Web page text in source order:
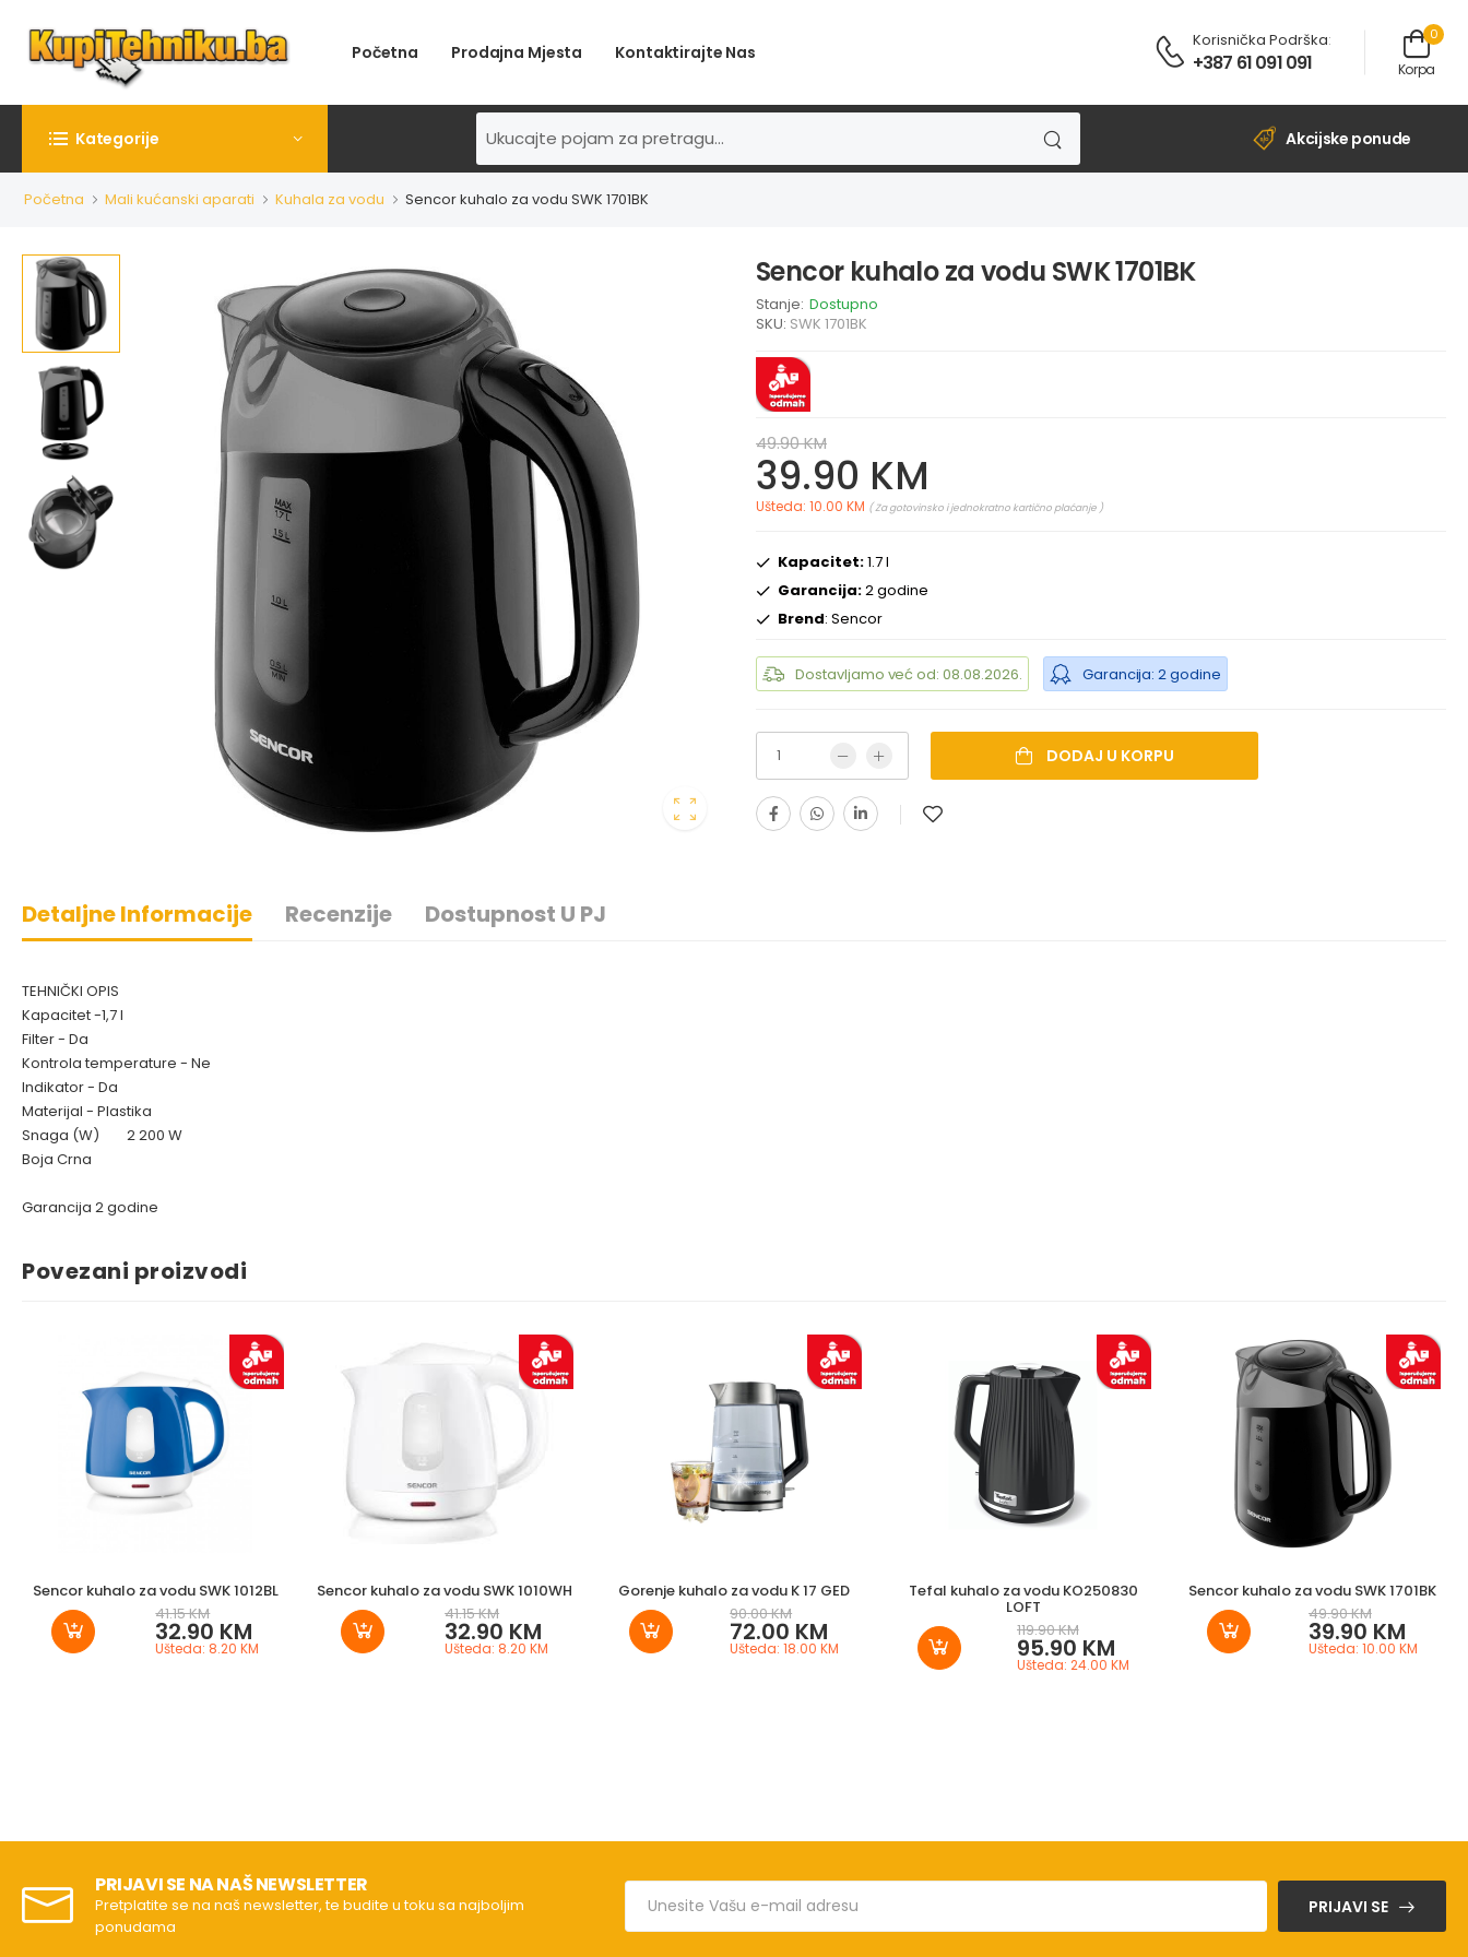
Početna Prodajna Mjesta Kontaktirajte Nas
Korisnička Podrška:
+387 61 091 091
0
Korpa
Kategorije Akcijske ponude
Početna Mali kućanski aparati Kuhala za vodu Sencor kuhalo za vodu SWK 1701BK
Sencor kuhalo za vodu SWK 1701BK
Stanje: Dostupno
SKU: SWK 1701BK
49.90 KM
39.90 KM
Ušteda: 10.00 KM ( Za gotovinsko i jednokratno kartično plaćanje )
Kapacitet:1.7 l
Garancija:2 godine
Brend: Sencor
Dostavljamo već od: 08.08.2026. Garancija: 2 godine
DODAJ U KORPU
Detaljne Informacije Recenzije Dostupnost U PJ
TEHNIČKI OPIS
Kapacitet -1,7 l
Filter - Da
Kontrola temperature - Ne
Indikator - Da
Materijal - Plastika
Snaga (W)
2 200 W
Boja Crna
Garancija 2 godine
Povezani proizvodi
Sencor kuhalo za vodu SWK 1012BL
41.15 KM
32.90 KM
Ušteda: 8.20 KM
Sencor kuhalo za vodu SWK 1010WH
41.15 KM
32.90 KM
Ušteda: 8.20 KM
Gorenje kuhalo za vodu K 17 GED
90.00 KM
72.00 KM
Ušteda: 18.00 KM
Tefal kuhalo za vodu KO250830
LOFT
119.90 KM
95.90 KM
Ušteda: 24.00 KM
Sencor kuhalo za vodu SWK 1701BK
49.90 KM
39.90 KM
Ušteda: 10.00 KM
PRIJAVI SE NA NAŠ NEWSLETTER
Pretplatite se na naš newsletter, te budite u toku sa najboljim
ponudama
PRIJAVI SE